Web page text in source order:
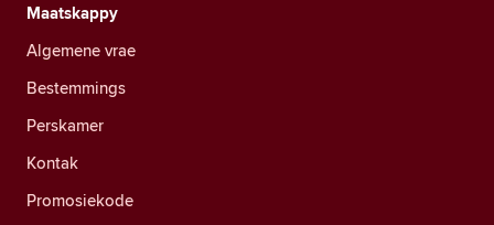
Maatskappy
Algemene vrae
Bestemmings
Perskamer
Kontak
Promosiekode